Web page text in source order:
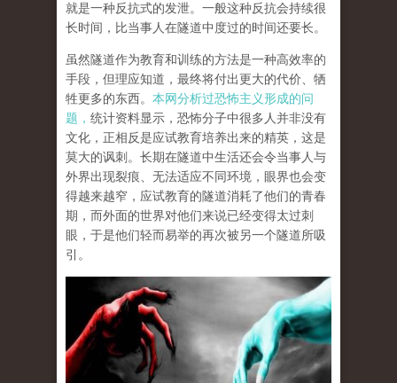
就是一种反抗式的发泄。一般这种反抗会持续很
长时间，比当事人在隧道中度过的时间还要长。
虽然隧道作为教育和训练的方法是一种高效率的
手段，但理应知道，最终将付出更大的代价、牺
牲更多的东西。 本网分析过恐怖主义形成的问
题， 统计资料显示，恐怖分子中很多人并非没有
文化，正相反是应试教育培养出来的精英，这是
莫大的讽刺。长期在隧道中生活还会令当事人与
外界出现裂痕、无法适应不同环境，眼界也会变
得越来越窄，应试教育的隧道消耗了他们的青春
期，而外面的世界对他们来说已经变得太过刺
眼，于是他们轻而易举的再次被另一个隧道所吸
引。